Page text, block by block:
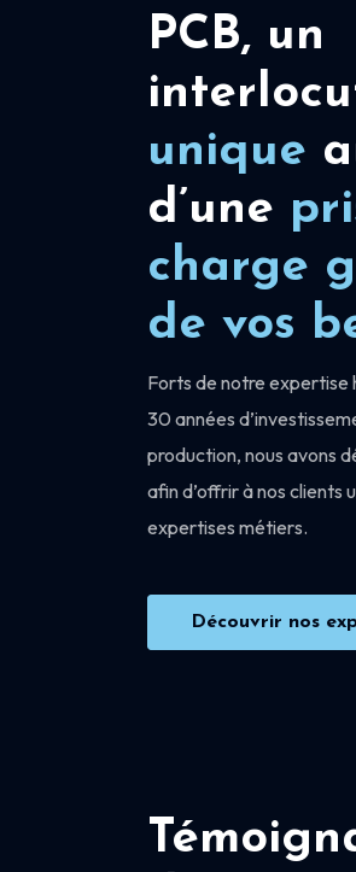
PCB, un
unique
d’une
charge
de vos
Forts de notre expertise
30 années
production, nous avons
afin d’offrir à nos clients
expertises métiers.
Découvrir nos